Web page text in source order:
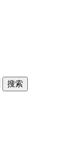
搜索